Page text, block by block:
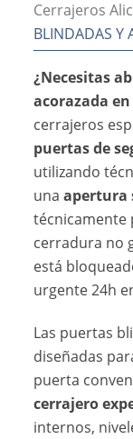
Cerrajeros
BLINDADAS Y
¿Necesitas
acorazada
cerrajeros
puertas de
utilizando
unaapertura
técnicamente
cerradura no
está
urgente 24h
Las puertas
diseñadas
puerta
cerrajero
internos,